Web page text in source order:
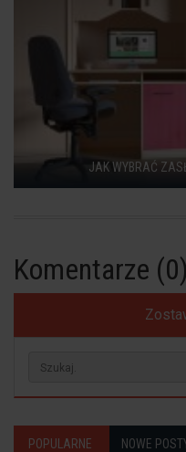
JAK WYBRAĆ
Komentarze (0)
POPULARNE NOWE